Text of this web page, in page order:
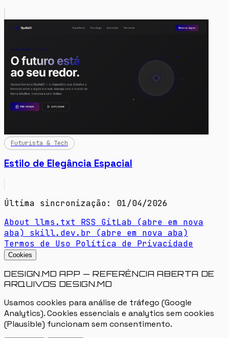
Futurista & Tech
Estilo de Elegância Espacial
Última sincronização: 01/04/2026
About llms.txt RSS GitLab (abre em nova
aba)
skill.dev.br (abre em nova aba)
Termos de Uso Política de Privacidade
Cookies
DESIGN.MD APP — REFERÊNCIA ABERTA DE
ARQUIVOS DESIGN.MD
Usamos cookies para análise de tráfego (Google
Analytics). Cookies essenciais e analytics sem cookies
(Plausible) funcionam sem consentimento.